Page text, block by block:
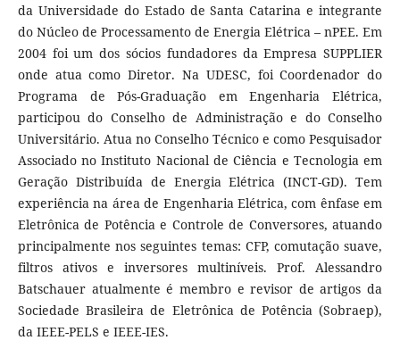
da Universidade do Estado de Santa Catarina e integrante
do Núcleo de Processamento de Energia Elétrica – nPEE. Em
2004 foi um dos sócios fundadores da Empresa SUPPLIER
onde atua como Diretor. Na UDESC, foi Coordenador do
Programa de Pós-Graduação em Engenharia Elétrica,
participou do Conselho de Administração e do Conselho
Universitário. Atua no Conselho Técnico e como Pesquisador
Associado no Instituto Nacional de Ciência e Tecnologia em
Geração Distribuída de Energia Elétrica (INCT-GD). Tem
experiência na área de Engenharia Elétrica, com ênfase em
Eletrônica de Potência e Controle de Conversores, atuando
principalmente nos seguintes temas: CFP, comutação suave,
filtros ativos e inversores multiníveis. Prof. Alessandro
Batschauer atualmente é membro e revisor de artigos da
Sociedade Brasileira de Eletrônica de Potência (Sobraep),
da IEEE-PELS e IEEE-IES.